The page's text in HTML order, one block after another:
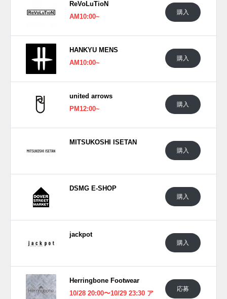
ReVoLuTioN
AM10:00~
購入
HANKYU MENS
AM10:00~
購入
united arrows
PM12:00~
購入
MITSUKOSHI ISETAN
購入
DSMG E-SHOP
購入
jackpot
購入
Herringbone Footwear
10/28 20:00〜10/29 23:30 ア
応募